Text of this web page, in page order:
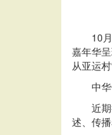
10
嘉年华
从亚运
中
近
述、传